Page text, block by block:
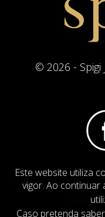
Este website utiliza
vigor. Ao continuar
Caso pretenda
© 2026 -
Termos e
DESIGN